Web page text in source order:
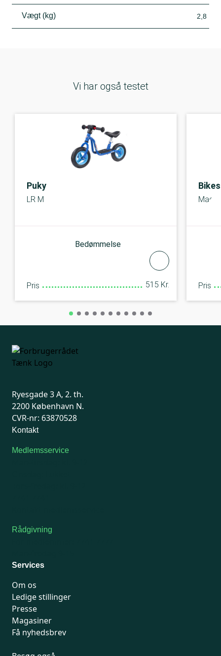
Vægt (kg) 2,8
Vi har også testet
Puky
LR M
Bedømmelse
Pris 515 Kr. Pris
Ryesgade 3 A, 2. th.
2200 København N.
CVR-nr: 63870528
Kontakt
Medlemsservice
Rådgivning
Services
Om os
Ledige stillinger
Presse
Magasiner
Få nyhedsbrev